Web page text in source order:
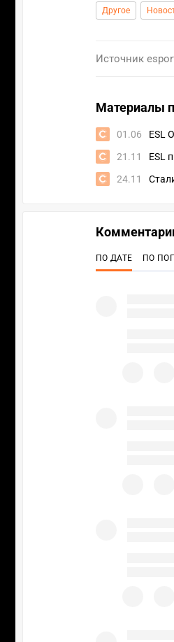
Другое
Источник
Материалы
01.06 ESL
21.11 ESL
24.11
ПО ДАТЕ ПО